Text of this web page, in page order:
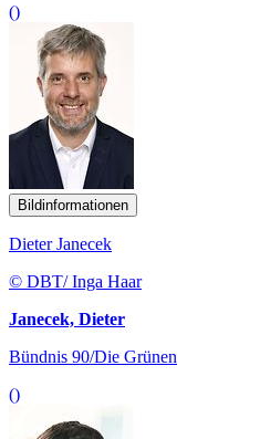
()
Bildinformationen
Dieter Janecek
© DBT/ Inga Haar
Janecek, Dieter
Bündnis 90/Die Grünen
()